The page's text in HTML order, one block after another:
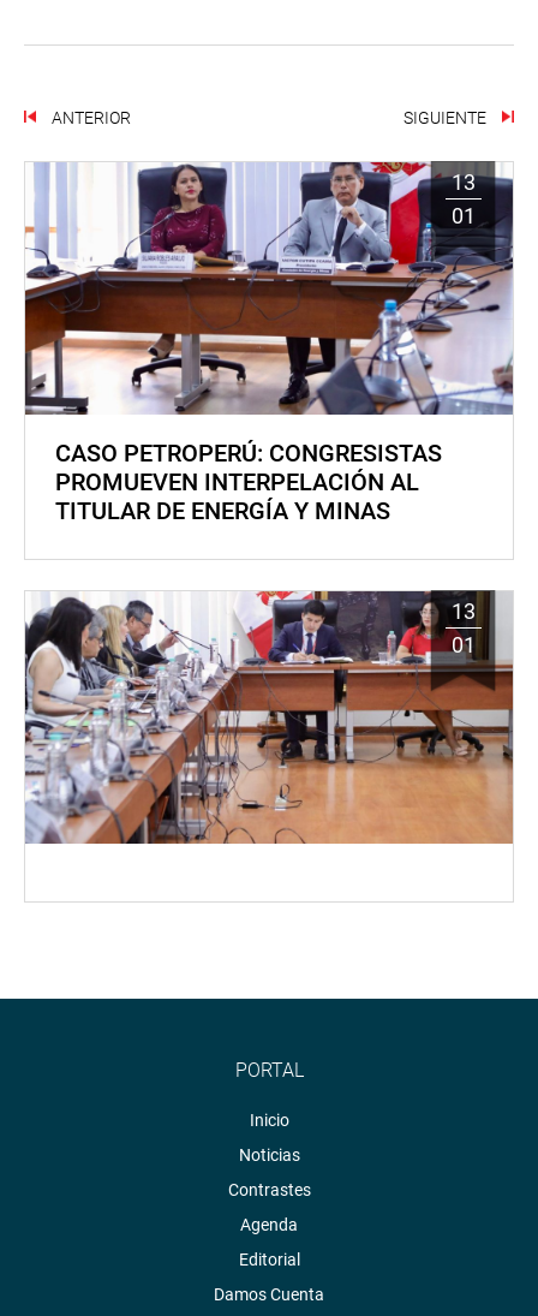
ANTERIOR SIGUIENTE
13
01
CASO PETROPERÚ: CONGRESISTAS
PROMUEVEN INTERPELACIÓN AL
TITULAR DE ENERGÍA Y MINAS
13
01
PORTAL
Inicio
Noticias
Contrastes
Agenda
Editorial
Damos Cuenta